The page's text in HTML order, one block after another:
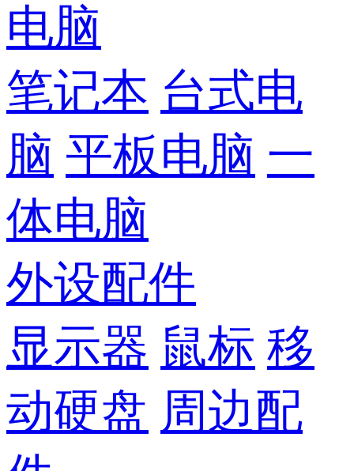
电脑
笔记本 台式电
脑 平板电脑 一
体电脑
外设配件
显示器 鼠标 移
动硬盘 周边配